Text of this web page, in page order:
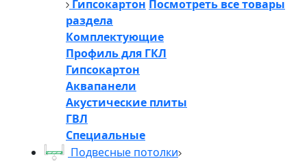
Гипсокартон Посмотреть все товары
раздела
Комплектующие
Профиль для ГКЛ
Гипсокартон
Аквапанели
Акустические плиты
ГВЛ
Специальные
Подвесные потолки